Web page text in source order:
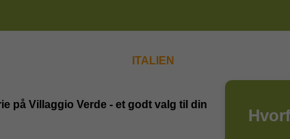
ITALIEN
på Villaggio Verde - et godt valg til din